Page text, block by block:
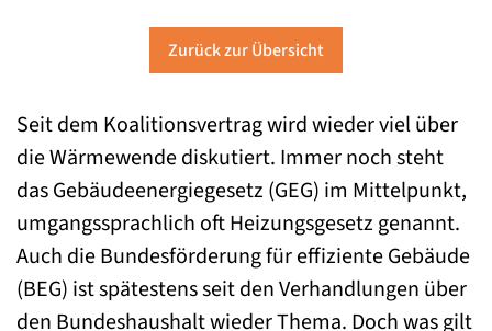
Zurück zur Übersicht
Seit dem Koalitionsvertrag wird wieder viel über
die Wärmewende diskutiert. Immer noch steht
das Gebäudeenergiegesetz (GEG) im Mittelpunkt,
umgangssprachlich oft Heizungsgesetz genannt.
Auch die Bundesförderung für effiziente Gebäude
(BEG) ist spätestens seit den Verhandlungen über
den Bundeshaushalt wieder Thema. Doch was gilt